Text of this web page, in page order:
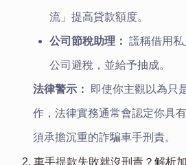
流」提高貸款額度。
公司節稅助理： 謊稱借用
公司避稅，並給予抽成。
法律警示： 即使你主觀以為只
作，法律實務通常會認定你具
須承擔沉重的詐騙車手刑責。
2. 車手提款失敗就沒刑責？解析